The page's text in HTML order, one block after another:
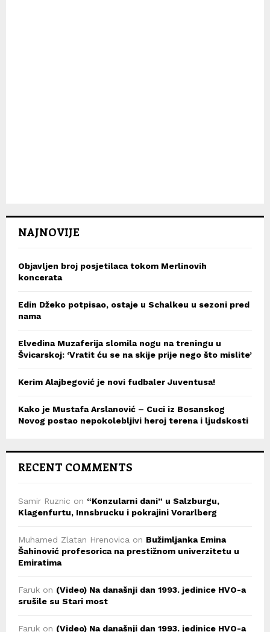
NAJNOVIJE
Objavljen broj posjetilaca tokom Merlinovih
koncerata
Edin Džeko potpisao, ostaje u Schalkeu u sezoni pred
nama
Elvedina Muzaferija slomila nogu na treningu u
Švicarskoj: ‘Vratit ću se na skije prije nego što mislite’
Kerim Alajbegović je novi fudbaler Juventusa!
Kako je Mustafa Arslanović – Cuci iz Bosanskog
Novog postao nepokolebljivi heroj terena i ljudskosti
RECENT COMMENTS
Samir Ruznic on “Konzularni dani” u Salzburgu,
Klagenfurtu, Innsbrucku i pokrajini Vorarlberg
Muhamed Zlatan Hrenovica on Bužimljanka Emina
Šahinović profesorica na prestižnom univerzitetu u
Emiratima
Faruk on (Video) Na današnji dan 1993. jedinice HVO-a
srušile su Stari most
Faruk on (Video) Na današnji dan 1993. jedinice HVO-a